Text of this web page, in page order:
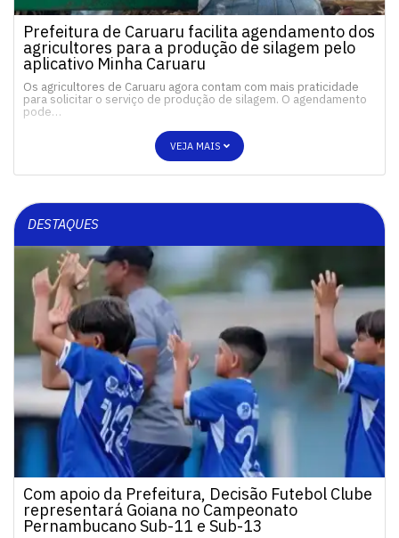
Prefeitura de Caruaru facilita agendamento dos
agricultores para a produção de silagem pelo
aplicativo Minha Caruaru
Os agricultores de Caruaru agora contam com mais praticidade
para solicitar o serviço de produção de silagem. O agendamento
pode…
VEJA MAIS
DESTAQUES
Com apoio da Prefeitura, Decisão Futebol Clube
representará Goiana no Campeonato
Pernambucano Sub-11 e Sub-13